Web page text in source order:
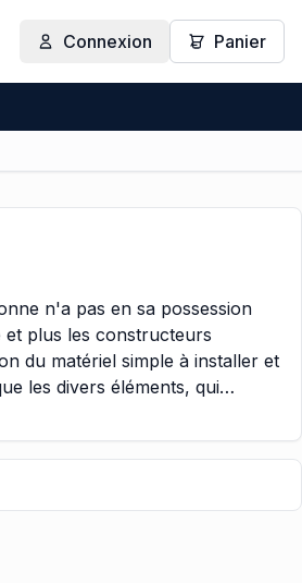
Connexion Panier
n'a pas en sa possession
et plus les constructeurs
du matériel simple à installer et
les divers éléments, qui
être relié entre eux, pour
Et ils doivent aussi
ou de murets. Mais cette
installateurs débutants, de